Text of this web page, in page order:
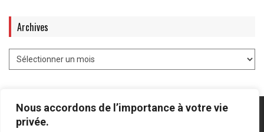
Nous accordons de l’importance à votre vie
privée.
Archives